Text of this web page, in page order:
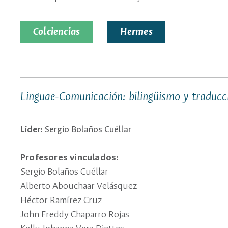
Colciencias Hermes
Linguae-Comunicación: bilingüismo y
Líder: Sergio Bolaños Cuéllar
Profesores vinculados:
Sergio Bolaños Cuéllar
Alberto Abouchaar Velásquez
Héctor Ramírez Cruz
John Freddy Chaparro Rojas